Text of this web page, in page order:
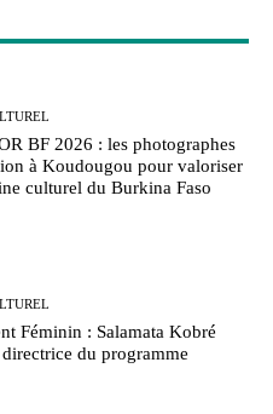
BF 2026 : les photographes
à Koudougou pour valoriser
culturel du Burkina Faso
Féminin : Salamata Kobré
du programme